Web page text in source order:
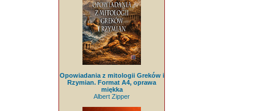
Opowiadania z mitologii Greków i
Rzymian. Format A4, oprawa
miękka
Albert Zipper